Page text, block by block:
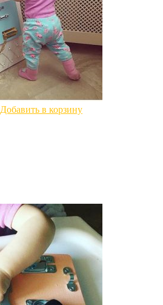
Добавить в корзину